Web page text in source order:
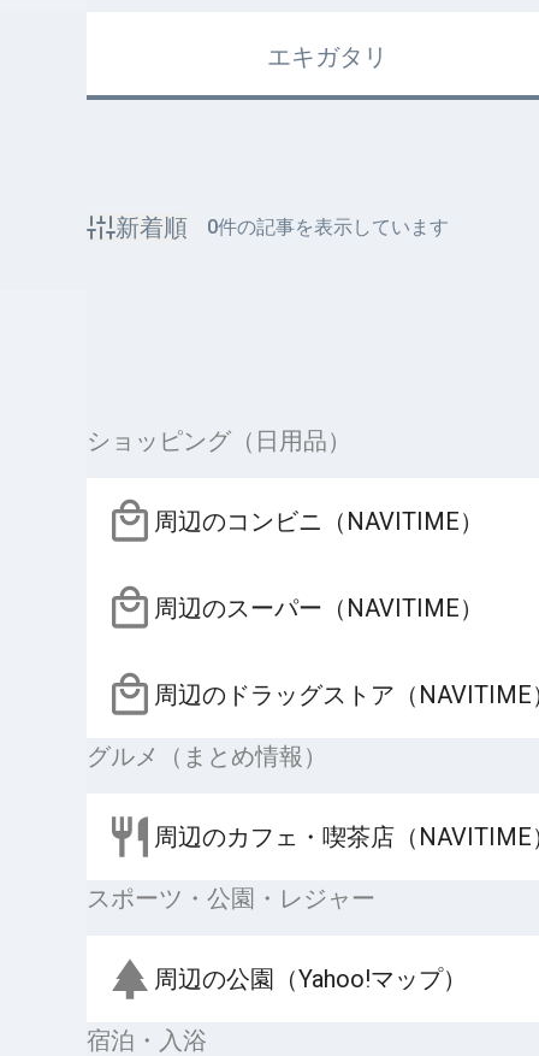
エキガタリ
新着順 0件の記事を表示しています
ショッピング（日用品）
周辺のコンビニ（NAVITIME）
周辺のスーパー（NAVITIME）
周辺のドラッグストア（NAVITIME
グルメ（まとめ情報）
周辺のカフェ・喫茶店（NAVITIME
スポーツ・公園・レジャー
周辺の公園（Yahoo!マップ）
宿泊・入浴